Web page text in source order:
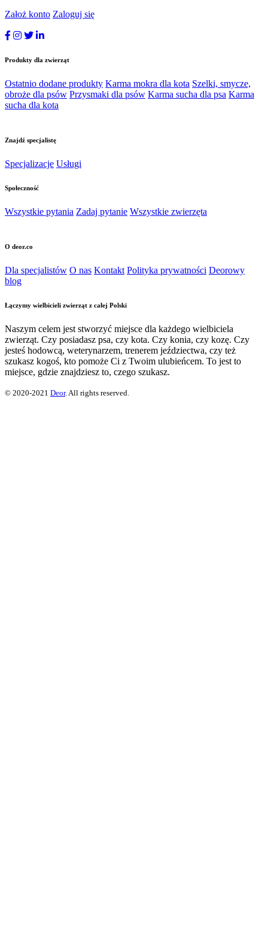
Założ konto Zaloguj się
Produkty dla zwierząt
Ostatnio dodane produkty Karma mokra dla kota Szelki, smycze,
obroże dla psów Przysmaki dla psów Karma sucha dla psa Karma
sucha dla kota
Znajdź specjalistę
Specjalizacje Usługi
Społeczność
Wszystkie pytania Zadaj pytanie Wszystkie zwierzęta
O deor.co
Dla specjalistów O nas Kontakt Polityka prywatności Deorowy
blog
Łączymy wielbicieli zwierząt z całej Polski
Naszym celem jest stworzyć miejsce dla każdego wielbiciela
zwierząt. Czy posiadasz psa, czy kota. Czy konia, czy kozę. Czy
jesteś hodowcą, weterynarzem, trenerem jeździectwa, czy też
szukasz kogoś, kto pomoże Ci z Twoim ulubieńcem. To jest to
miejsce, gdzie znajdziesz to, czego szukasz.
© 2020-2021 Deor. All rights reserved.